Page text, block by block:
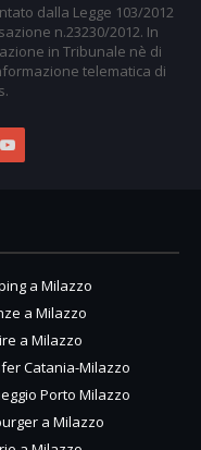
dalla Legge 103/2012
n.23230/2012. In
in Tribunale nè di
telematica di
a Milazzo
a Milazzo
a Milazzo
Catania-Milazzo
Porto Milazzo
a Milazzo